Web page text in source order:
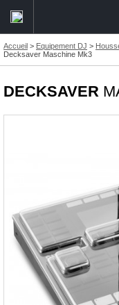
Accueil > Equipement DJ >
Decksaver Maschine Mk3
DECKSAVER